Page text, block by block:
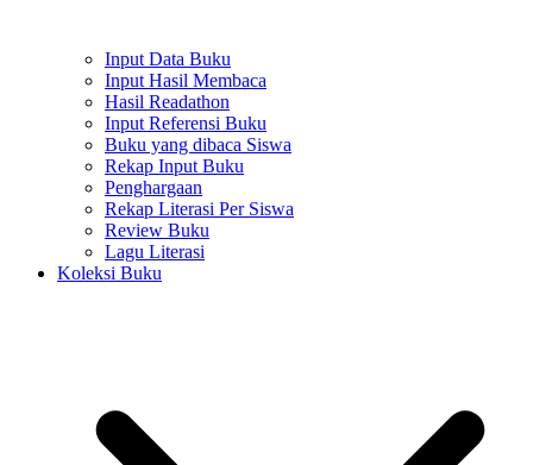
Input Data Buku
Input Hasil Membaca
Hasil Readathon
Input Referensi Buku
Buku yang dibaca Siswa
Rekap Input Buku
Penghargaan
Rekap Literasi Per Siswa
Review Buku
Lagu Literasi
Koleksi Buku